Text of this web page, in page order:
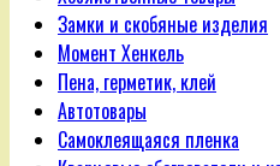
Замки и скобяные изделия
Момент Хенкель
Пена, герметик, клей
Автотовары
Самоклеящаяся пленка